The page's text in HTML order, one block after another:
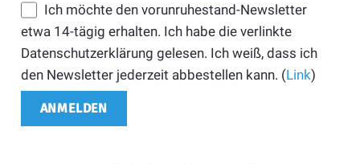
Ich möchte den vorunruhestand-Newsletter
etwa 14-tägig erhalten. Ich habe die verlinkte
Datenschutzerklärung gelesen. Ich weiß, dass ich
den Newsletter jederzeit abbestellen kann. (Link)